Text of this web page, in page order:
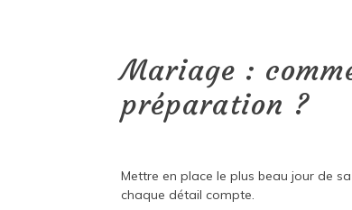
Mariage :
préparation ?
Mettre en place le plus beau jour de
chaque détail compte.